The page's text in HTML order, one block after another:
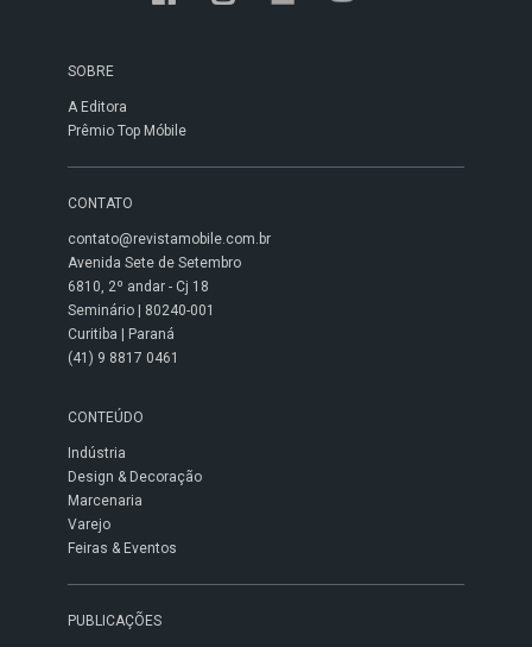
SOBRE
A Editora
Prêmio Top Móbile
CONTATO
contato@revistamobile.com.br
Avenida Sete de Setembro
6810, 2º andar - Cj 18
Seminário | 80240-001
Curitiba | Paraná
(41) 9 8817 0461
CONTEÚDO
Indústria
Design & Decoração
Marcenaria
Varejo
Feiras & Eventos
PUBLICAÇÕES